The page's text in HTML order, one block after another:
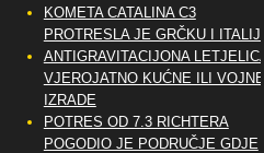
KOMETA CATALINA C3
PROTRESLA JE GRČKU I ITALIJU
ANTIGRAVITACIJONA LETJELICA
VJEROJATNO KUĆNE ILI VOJNE
IZRADE
POTRES OD 7.3 RICHTERA
POGODIO JE PODRUČJE GDJE